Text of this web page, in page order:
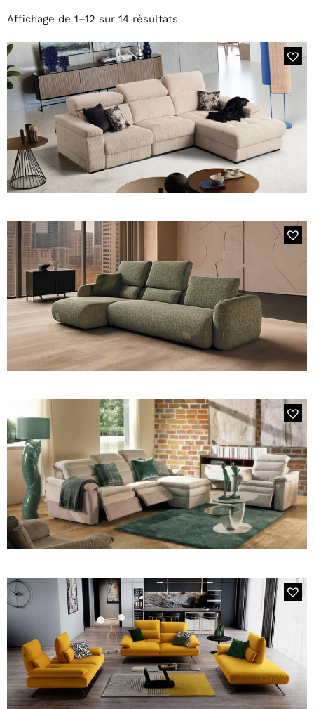
PAR FORME
Canapés avec méridienne
Canapés convertibles
Canapés d'angle
Canapés droits
Canapés modulables
PAR TAILLE
Canapés 2 places
Canapés 3 places
Canapés 4 places
Canapés panoramiques
Fauteuils
Poufs
Tous les produits
FAUTEUILS ET POUFS
Tous les produits
Voir tous les produits et collections
Tapis
PAR STYLE
Classique
Contemporain
Industriel
Affichage de 1–12 sur 14 résultats
L'élément 3 places avec 2 assises coulissantes et chaise longue
coffre
4650 STELVIO
Maxi canapé avec 2 assises coulissantes électriques
344E GREY
L'élément 3 places, 2 relax électriques + chaise longue en
microfibre épaisse